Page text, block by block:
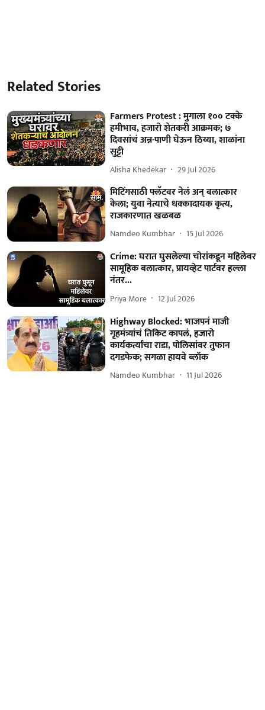
Related Stories
Farmers Protest : मुगाला १०० टक्के
हमीभाव, हजारो शेतकरी आक्रमक; ७
दिवसांचं अन्न-पाणी घेऊन ठिय्या, शाळांना
सुट्टी
Alisha Khedekar 29 Jul 2026
मिटिंगसाठी फ्लॅटवर नेलं अन् बलात्कार
केला; युवा नेत्याचे धक्कादायक कृत्य,
राजकारणात खळबळ
Namdeo Kumbhar 15 Jul 2026
Crime: घरात घुसलेल्या चोरांकडून महिलेवर
सामूहिक बलात्कार, प्रायव्हेट पार्टवर हल्ला
नंतर...
Priya More 12 Jul 2026
Highway Blocked: भाजपनं माजी
गृहमंत्र्यांचं तिकिट कापलं, हजारो
कार्यकर्त्यांचा राडा, पोलिसांवर तुफान
दगडफेक; सगळा हायवे ब्लॉक
Namdeo Kumbhar 11 Jul 2026